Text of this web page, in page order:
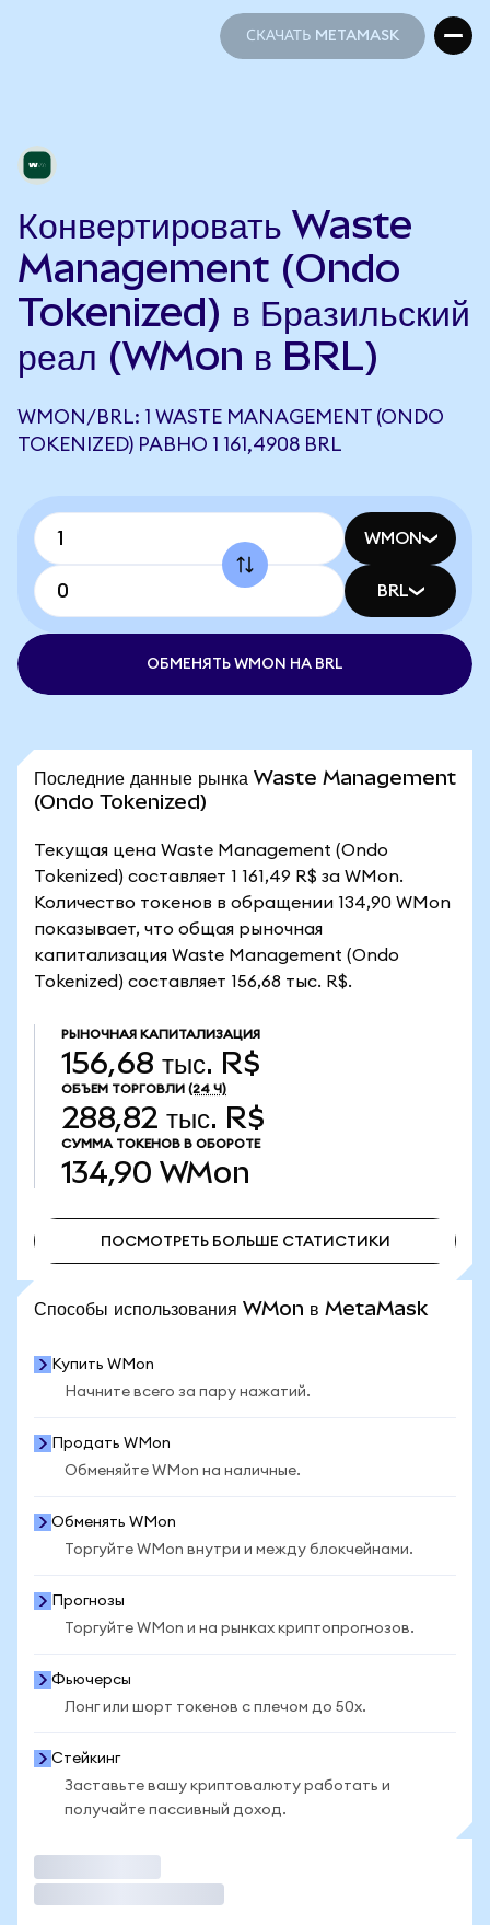
СКАЧАТЬ METAMASK
Конвертировать Waste
Management (Ondo
Tokenized) в Бразильский
реал (WMon в BRL)
WMON/BRL: 1 WASTE MANAGEMENT (ONDO
TOKENIZED) РАВНО 1 161,4908 BRL
WMON
BRL
ОБМЕНЯТЬ WMON НА BRL
Последние данные рынка Waste Management
(Ondo Tokenized)
Текущая цена Waste Management (Ondo
Tokenized) составляет 1 161,49 R$ за WMon.
Количество токенов в обращении 134,90 WMon
показывает, что общая рыночная
капитализация Waste Management (Ondo
Tokenized) составляет 156,68 тыс. R$.
РЫНОЧНАЯ КАПИТАЛИЗАЦИЯ
156,68 тыс. R$
ОБЪЕМ ТОРГОВЛИ (24 Ч)
288,82 тыс. R$
СУММА ТОКЕНОВ В ОБОРОТЕ
134,90 WMon
ПОСМОТРЕТЬ БОЛЬШЕ СТАТИСТИКИ
Способы использования WMon в MetaMask
Купить WMon
Начните всего за пару нажатий.
Продать WMon
Обменяйте WMon на наличные.
Обменять WMon
Торгуйте WMon внутри и между блокчейнами.
Прогнозы
Торгуйте WMon и на рынках криптопрогнозов.
Фьючерсы
Лонг или шорт токенов с плечом до 50x.
Стейкинг
Заставьте вашу криптовалюту работать и
получайте пассивный доход.